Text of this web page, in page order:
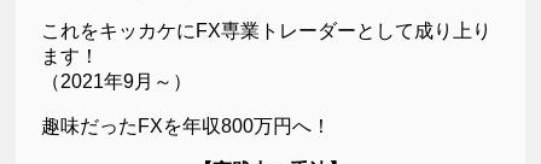
これをキッカケにFX専業トレーダーとして成り上り
ます！
（2021年9月～）
趣味だったFXを年収800万円へ！